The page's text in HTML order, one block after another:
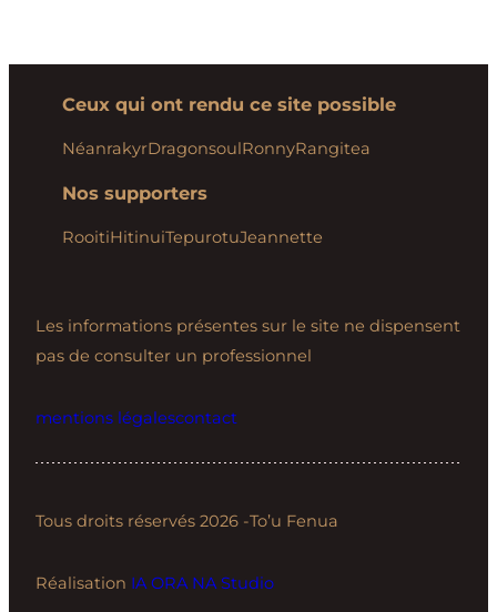
Ceux qui ont rendu ce site possible
NéanrakyrDragonsoulRonnyRangitea
Nos supporters
RooitiHitinuiTepurotuJeannette
Les informations présentes sur le site ne dispensent
pas de consulter un professionnel
mentions légalescontact
Tous droits réservés 2026 -To’u Fenua
Réalisation IA ORA NA Studio